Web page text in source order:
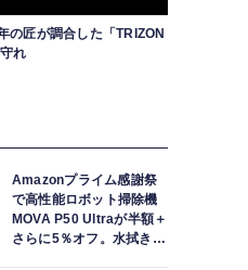
の匠が調合した「TRIZON
れ
Amazonプライム感謝祭
で高性能ロボット掃除機
MOVA P50 Ultraが半額＋
さらに5％オフ。水拭きモ